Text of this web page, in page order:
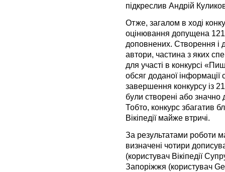
підкреслив Андрій
Отже, загалом в ході
оцінювання допущена 121
доповнених. Створення і
автори, частина з яких
для участі в конкурсі
обсяг доданої
завершення конкурсу із
були створені або значно
Тобто, конкурс збагатив
Вікіпедії майже втричі.
За результатами роботи
визначені чотири
(користувач Вікіпедії
Запоріжжя (користувач